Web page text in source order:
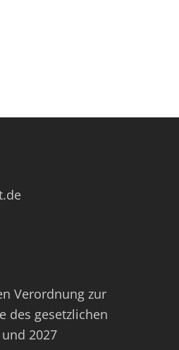
Verordnung zur
des gesetzlichen
2027